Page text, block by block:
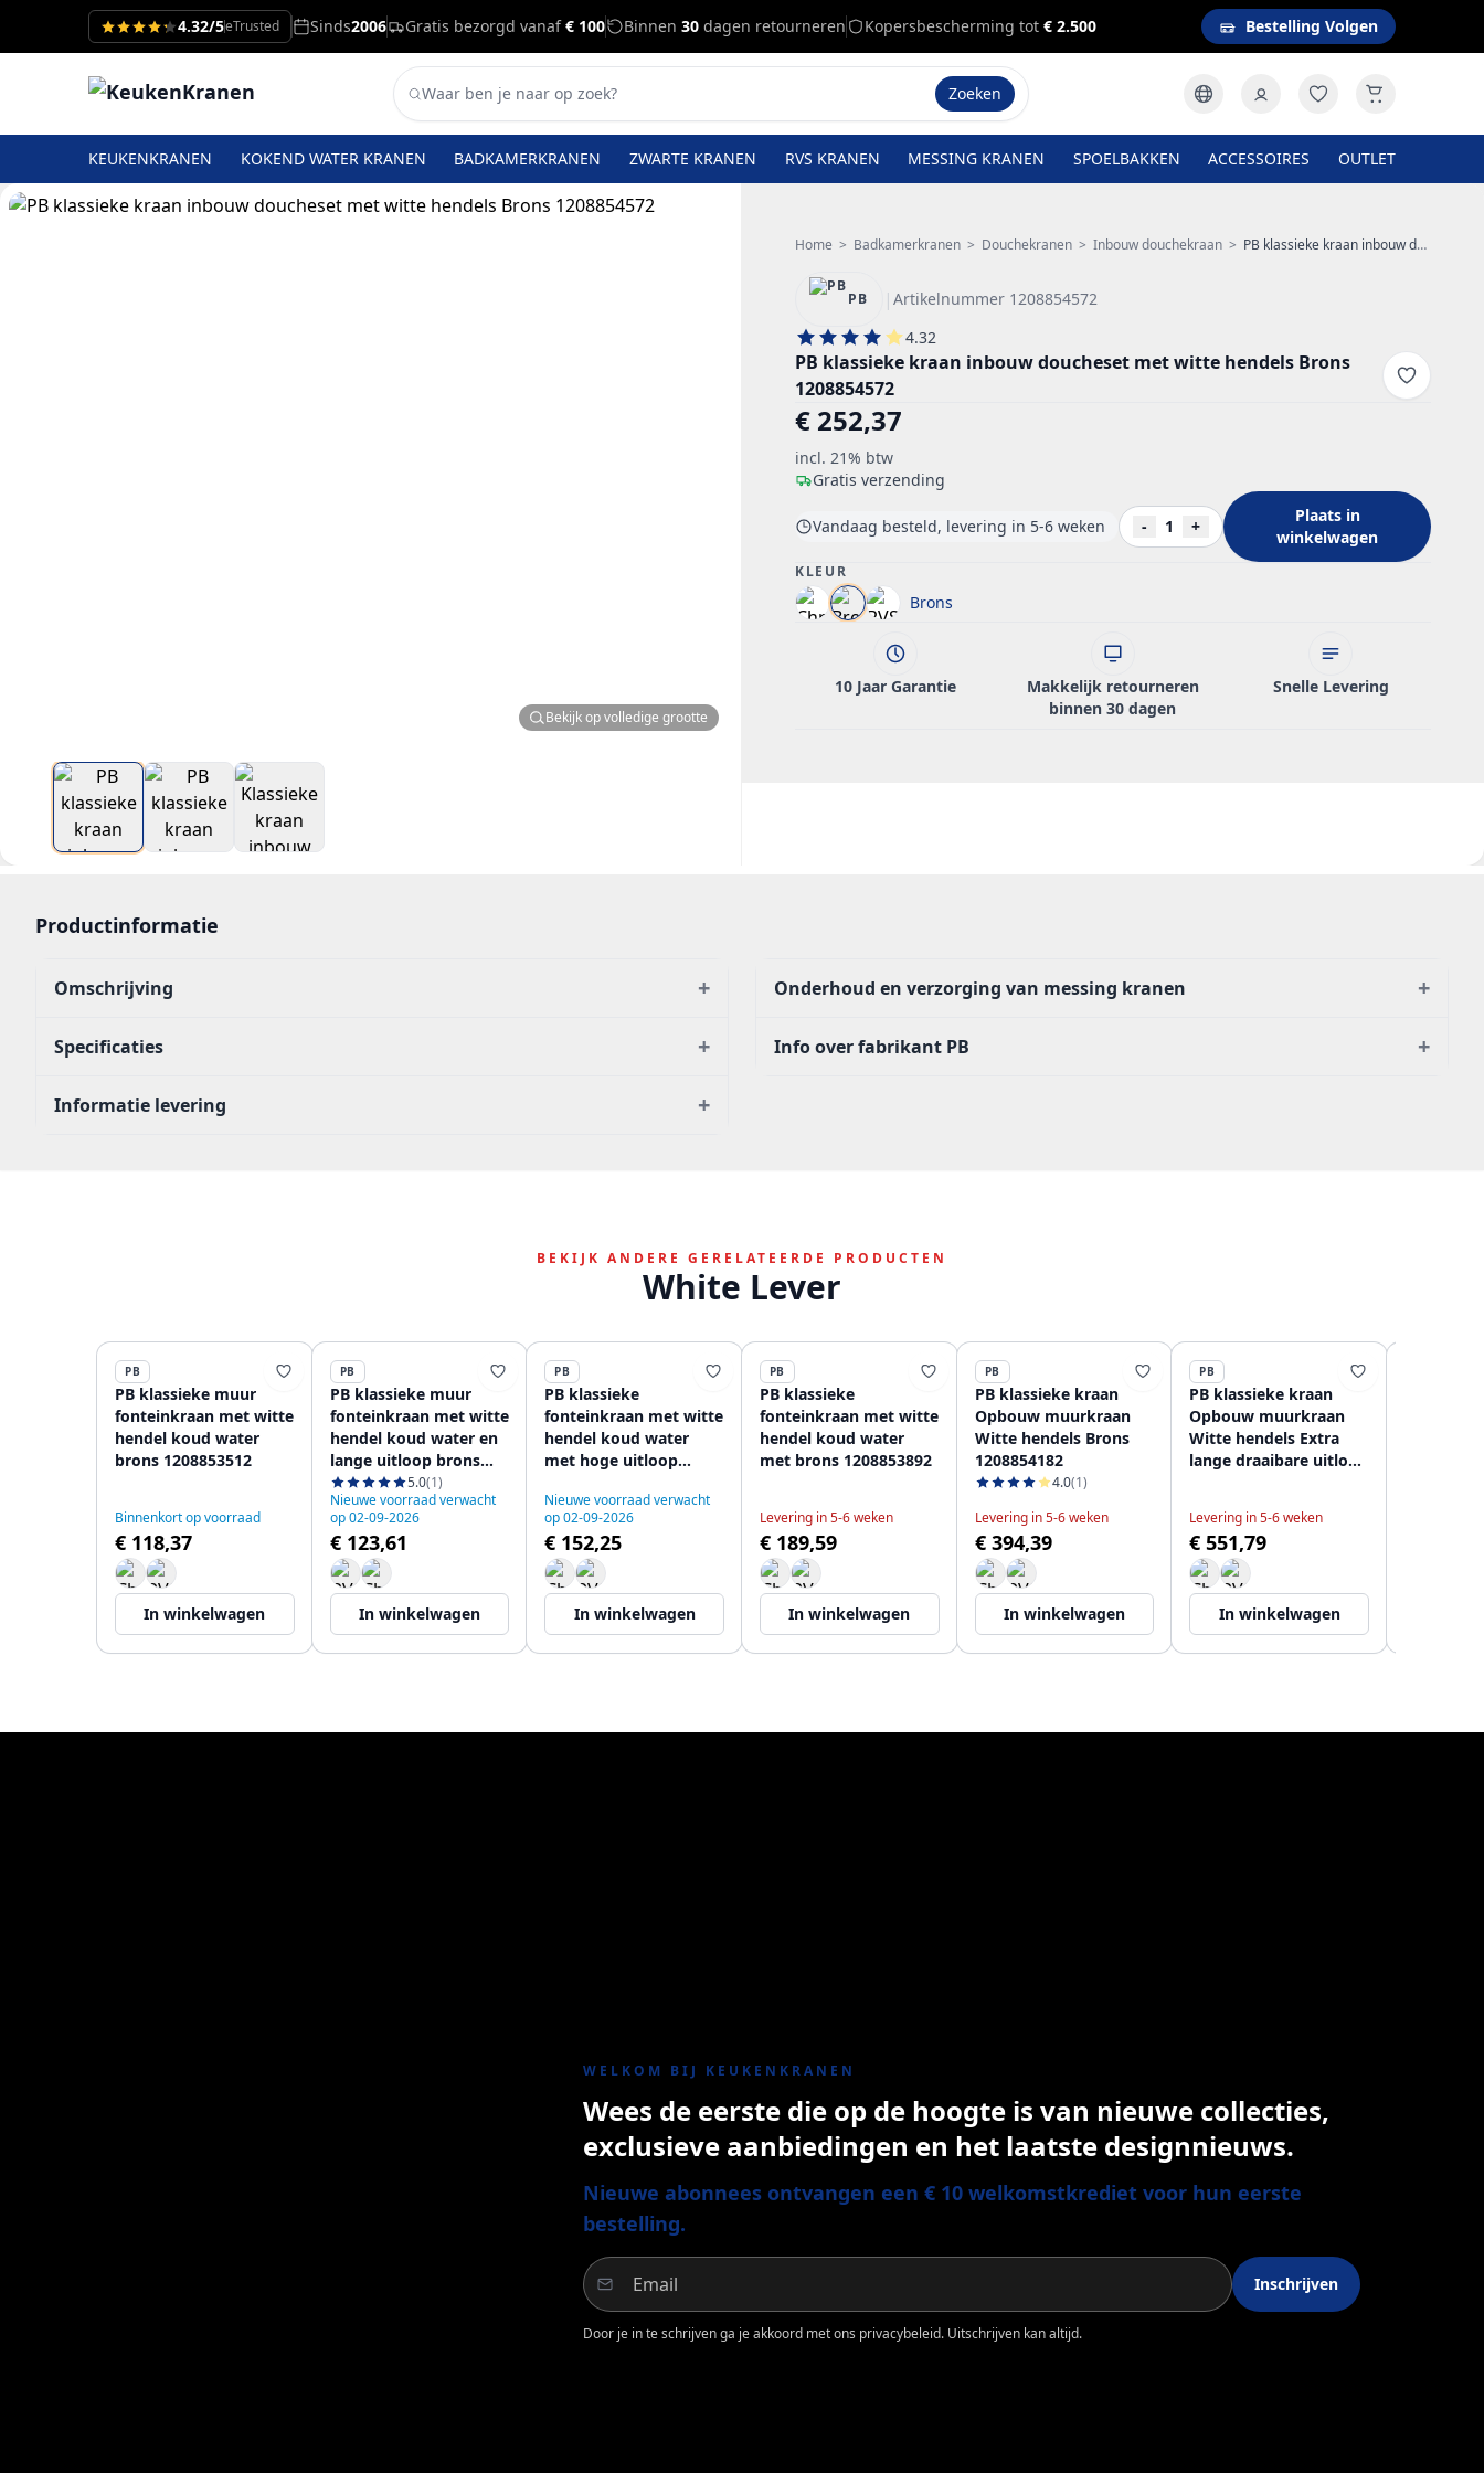
4.32/5eTrusted Sinds2006 Gratis bezorgd vanaf€ 100 Binnen 30 dagen retourneren Kopersbescherming tot € 2.500 Bestelling Volgen
Zoeken
KEUKENKRANEN KOKEND WATER KRANEN BADKAMERKRANEN ZWARTE KRANEN RVS KRANEN MESSING KRANEN SPOELBAKKEN ACCESSOIRES OUTLET
Bekijk op volledige grootte
Home > Badkamerkranen > Douchekranen > Inbouw douchekraan > PB klassieke kraan inbouw doucheset met witte hendels Brons 1208854572
PB | Artikelnummer 1208854572
4.32
PB klassieke kraan inbouw doucheset met witte hendels Brons
1208854572
€ 252,37
incl. 21% btw
Gratis verzending
Vandaag besteld, levering in 5-6 weken - 1 +
Plaats in
winkelwagen
KLEUR
Brons
10 Jaar Garantie
Makkelijk retourneren
binnen 30 dagen
Snelle Levering
Productinformatie
Omschrijving +
Specificaties +
Informatie levering +
Onderhoud en verzorging van messing kranen +
Info over fabrikant PB +
BEKIJK ANDERE GERELATEERDE PRODUCTEN
White Lever
PB
PB klassieke muur
fonteinkraan met witte
hendel koud water
brons 1208853512
Binnenkort op voorraad
€ 118,37
In winkelwagen
PB
PB klassieke muur
fonteinkraan met witte
hendel koud water en
lange uitloop brons
12088536025.0(1)
Nieuwe voorraad verwacht
op 02-09-2026
€ 123,61
In winkelwagen
PB
PB klassieke
fonteinkraan met witte
hendel koud water
met hoge uitloop
Nieuwe voorraad verwacht
op 02-09-2026
€ 152,25
In winkelwagen
PB
PB klassieke
fonteinkraan met witte
hendel koud water
met brons 1208853892
Levering in 5-6 weken
€ 189,59
In winkelwagen
PB
PB klassieke kraan
Opbouw muurkraan
Witte hendels Brons
1208854182
4.0(1)
Levering in 5-6 weken
€ 394,39
In winkelwagen
PB
PB klassieke kraan
Opbouw muurkraan
Witte hendels Extra
lange draaibare uitloop
Levering in 5-6 weken
€ 551,79
In winkelwagen
WELKOM BIJ KEUKENKRANEN
Wees de eerste die op de hoogte is van nieuwe collecties,
exclusieve aanbiedingen en het laatste designnieuws.
Nieuwe abonnees ontvangen een € 10 welkomstkrediet voor hun eerste
bestelling.
Inschrijven
Door je in te schrijven ga je akkoord met ons privacybeleid. Uitschrijven kan altijd.